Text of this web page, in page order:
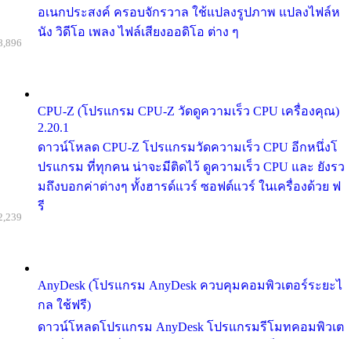
อเนกประสงค์ ครอบจักรวาล ใช้แปลงรูปภาพ แปลงไฟล์ห
นัง วิดีโอ เพลง ไฟล์เสียงออดิโอ ต่าง ๆ
CPU-Z (โปรแกรม CPU-Z วัดดูความเร็ว CPU เครื่องคุณ)
2.20.1
ดาวน์โหลด CPU-Z โปรแกรมวัดความเร็ว CPU อีกหนึ่งโ
ปรแกรม ที่ทุกคน น่าจะมีติดไว้ ดูความเร็ว CPU และ ยังรว
มถึงบอกค่าต่างๆ ทั้งฮารด์แวร์ ซอฟต์แวร์ ในเครื่องด้วย ฟ
รี
AnyDesk (โปรแกรม AnyDesk ควบคุมคอมพิวเตอร์ระยะไ
กล ใช้ฟรี)
ดาวน์โหลดโปรแกรม AnyDesk โปรแกรมรีโมทคอมพิวเต